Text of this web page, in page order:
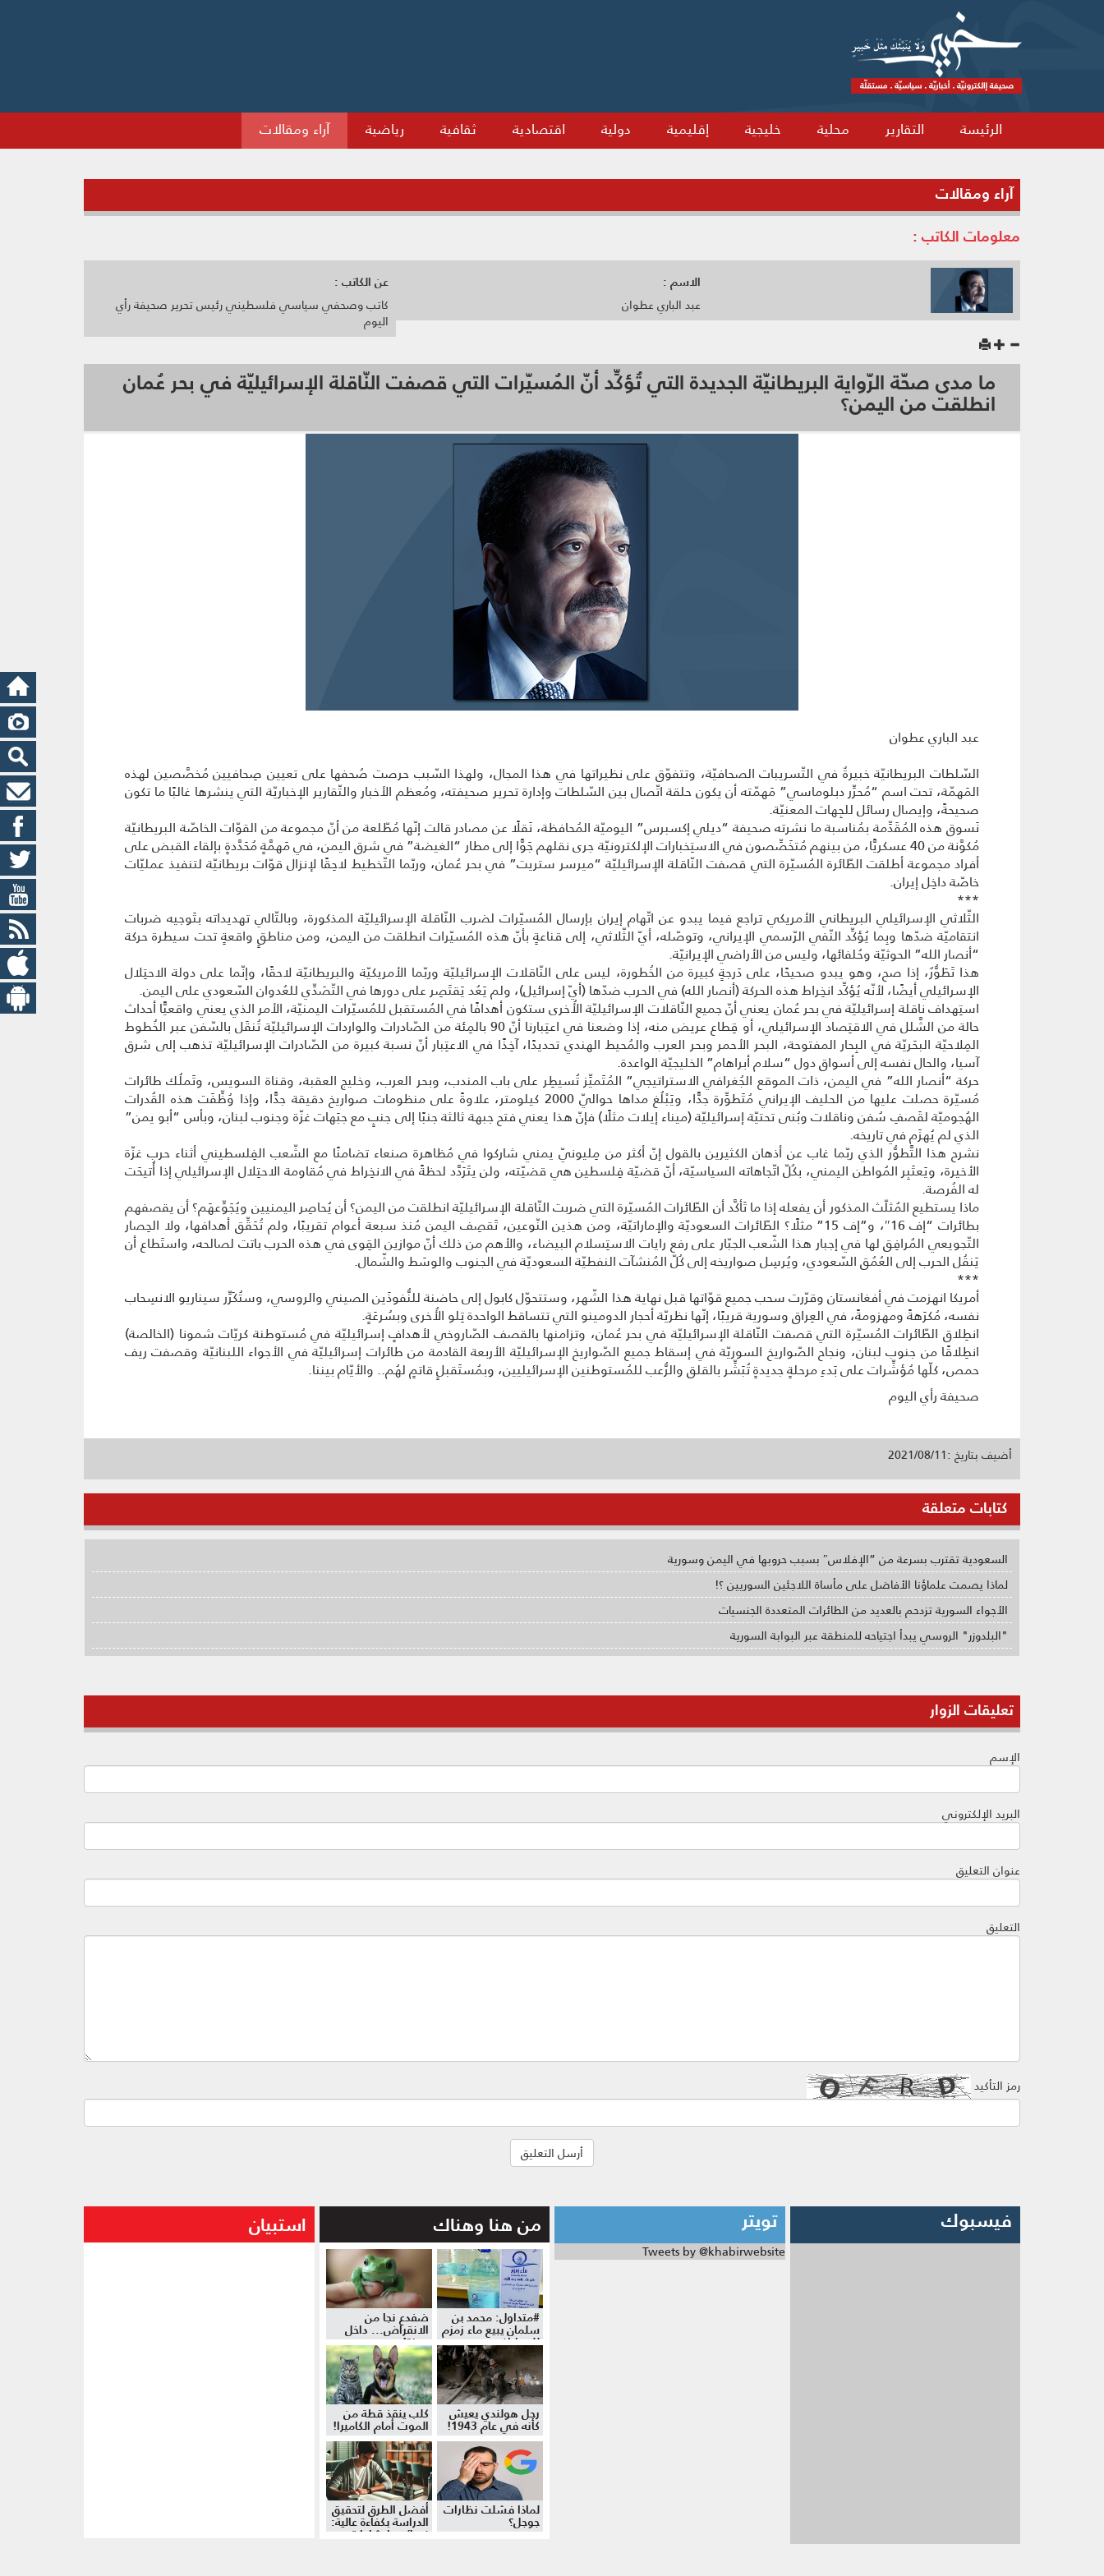
الرئيسة التقارير محلية خليجية إقليمية دولية اقتصادية ثقافية رياضية آراء ومقالات
آراء ومقالات
معلومات الكاتب :
الاسم :
عبد الباري عطوان
عن الكاتب :
كاتب وصحفي سياسي فلسطيني رئيس تحرير صحيفة رأي
اليوم
ما مدى صحّة الرّواية البريطانيّة الجديدة التي تُؤكِّد أنّ المُسيّرات التي قصفت النّاقلة الإسرائيليّة في بحر عُمان
انطلقت من اليمن؟
عبد الباري عطوان
السّلطات البريطانيّة خبيرةٌ في التّسريبات الصحافيّة، وتتفوّق على نظيراتها في هذا المجال، ولهذا السّبب حرصت صُحفها على تعيين صِحافيين مُخصَّصين لهذه
المَهمّة، تحت اسم “مُحرِّر دبلوماسي” مَهمّته أن يكون حلقة اتّصال بين السّلطات وإدارة تحرير صحيفته، ومُعظم الأخبار والتّقارير الإخباريّة التي ينشرها غالبًا ما تكون
صحيحةً، وإيصال رسائل للجِهات المعنيّة.
نَسوق هذه المُقَدِّمة بمُناسبة ما نشرته صحيفة “ديلي إكسبرس” اليوميّة المُحافظة، نَقلًا عن مصادر قالت إنّها مُطّلعة من أنّ مجموعة من القوّات الخاصّة البريطانيّة
مُكوَّنة من 40 عسكريًّا، من بينهم مُتخَصِّصون في الاستِخبارات الإلكترونيّة جرى نقلهم جَوًّا إلى مطار “الغيضة” في شرق اليمن، في مَهمَّةٍ مُحَدَّدةٍ بإلقاء القبض على
أفراد مجموعة أطلقت الطّائرة المُسيّرة التي قصفت النّاقلة الإسرائيليّة “ميرسر ستريت” في بحر عُمان، وربّما التّخطيط لاحِقًا لإنزال قوّات بريطانيّة لتنفيذ عمليّات
خاصّة داخِل إيران.
***
الثّلاثي الإسرائيلي البريطاني الأمريكي تراجع فيما يبدو عن اتّهام إيران بإرسال المُسيّرات لضرب النّاقلة الإسرائيليّة المذكورة، وبالتّالي تهديداته بتَوجيه ضربات
انتقاميّة ضدّها وبِما يُؤكِّد النّفي الرّسمي الإيراني، وتوصّله، أيّ الثّلاثي، إلى قناعةٍ بأنّ هذه المُسيّرات انطلقت من اليمن، ومن مناطقٍ واقعةٍ تحت سيطرة حركة
“أنصار الله” الحوثيّة وحُلفائها، وليس من الأراضي الإيرانيّة.
هذا تَطَوُّرٌ، إذا صح، وهو يبدو صحيحًا، على دَرجةٍ كبيرة من الخُطورة، ليس على النّاقلات الإسرائيليّة وربّما الأمريكيّة والبريطانيّة لاحقًا، وإنّما على دولة الاحتِلال
الإسرائيلي أيضًا، لأنّه يُؤكِّد انخِراط هذه الحركة (أنصار الله) في الحرب ضدّها (أيّ إسرائيل)، ولم يَعُد يَقتَصِر على دورها في التّصَدِّي للعُدوان السّعودي على اليمن.
استِهداف ناقلة إسرائيليّة في بحر عُمان يعني أنّ جميع النّاقلات الإسرائيليّة الأُخرى ستكون أهدافًا في المُستقبل للمُسيّرات اليمنيّة، الأمر الذي يعني واقعيًّا أحداث
حالة من الشَّلل في الاقتِصاد الإسرائيلي، أو قِطاع عريض منه، إذا وضعنا في اعتِبارنا أنّ 90 بالمِئة من الصّادرات والواردات الإسرائيليّة تُنقَل بالسّفن عبر الخُطوط
المِلاحيّة البحَريّة في البِحار المفتوحة، البحر الأحمر وبحر العرب والمُحيط الهندي تحديدًا، آخِذًا في الاعتِبار أنّ نسبة كبيرة من الصّادرات الإسرائيليّة تذهب إلى شرق
آسيا، والحال نفسه إلى أسواق دول “سلام أبراهام” الخليجيّة الواعدة.
حركة “أنصار الله” في اليمن، ذات الموقع الجُغرافي الاستراتيجي” المُتَميِّز تُسيطِر على باب المندب، وبحر العرب، وخليج العقبة، وقناة السويس، وتَملُك طائرات
مُسيّرة حصلت عليها من الحليف الإيراني مُتَطوِّرة جدًّا، ويَبْلُغ مداها حواليّ 2000 كيلومتر، علاوةً على منظومات صواريخ دقيقة جدًّا، وإذا وُظِّفَت هذه القُدرات
الهُجوميّة لقَصفِ سُفن وناقلات وبُنى تحتيّة إسرائيليّة (ميناء إيلات مثلًا) فإنّ هذا يعني فتح جبهة ثالثة جنبًا إلى جنبٍ مع جبَهات غزّة وجنوب لبنان، وبأس “أبو يمن”
الذي لم يُهزَم في تاريخه.
نشرح هذا التَّطوُّر الذي ربّما غاب عن أذهان الكثيرين بالقول إنّ أكثر من مِليونيّ يمني شاركوا في مُظاهرة صنعاء تضامنًا مع الشّعب الفِلسطيني أثناء حرب غزّة
الأخيرة، ويَعتَبِر المُواطن اليمني، بكُلّ اتّجاهاته السياسيّة، أنّ قضيّة فِلسطين هي قضيّته، ولن يتَرَدَّد لحظةً في الانخِراط في مُقاومة الاحتِلال الإسرائيلي إذا أُتيحَت
له الفُرصة.
ماذا يستطيع المُثلّث المذكور أن يفعله إذا ما تَأكَّد أن الطّائرات المُسيّرة التي ضربت النّاقلة الإسرائيليّة انطلقت من اليمن؟ أن يُحاصِر اليمنيين ويُجَوِّعهَم؟ أن يقصفهم
بطائرات “إف 16″، و”إف 15” مثلًا؟ الطّائرات السعوديّة والإماراتيّة، ومن هذين النّوعين، تَقصِف اليمن مُنذ سبعة أعوام تقريبًا، ولم تُحَقِّق أهدافها، ولا الحِصار
التّجويعي المُرافِق لها في إجبار هذا الشّعب الجبّار على رفع رايات الاستِسلام البيضاء، والأهم من ذلك أنّ موازين القِوى في هذه الحرب باتت لصالحه، واستَطاع أن
يَنقُل الحرب إلى العُمُق السّعودي، ويُرسِل صواريخه إلى كُلّ المُنشآت النفطيّة السعوديّة في الجنوب والوسَط والشّمال.
***
أمريكا انهزمت في أفغانستان وقرّرت سحب جميع قوّاتها قبل نهاية هذا الشّهر، وستتحوّل كابول إلى حاضنة للنُّفوذَين الصيني والروسي، وستُكَرِّر سيناريو الانسِحاب
نفسه، مُكرَهةً ومهزومةً، في العِراق وسورية قريبًا، إنّها نظريّة أحجار الدومينو التي تتساقط الواحدة تِلو الأُخرى وبسُرعَةٍ.
انطِلاق الطّائرات المُسيّرة التي قصفت النّاقلة الإسرائيليّة في بحر عُمان، وتزامنها بالقصف الصّاروخي لأهدافٍ إسرائيليّة في مُستوطنة كريّات شمونا (الخالصة)
انطِلاقًا من جنوب لبنان، ونجاح الصّواريخ السوريّة في إسقاط جميع الصّواريخ الإسرائيليّة الأربعة القادمة من طائرات إسرائيليّة في الأجواء اللبنانيّة وقصفت ريف
حمص، كلّها مُؤشِّرات على بَدءِ مرحلةٍ جديدةٍ تُبَشِّر بالقلق والرُّعب للمُستوطنين الإسرائيليين، وبمُستَقبلٍ قاتمٍ لهُم.. والأيّام بيننا.
صحيفة رأي اليوم
أضيف بتاريخ :2021/08/11
كتابات متعلقة
السعودية تقترب بسرعة من “الإفلاس″ بسبب حروبها في اليمن وسورية
لماذا يصمت علماؤنا الأفاضل على مأساة اللاجئين السوريين ؟!
الأجواء السورية تزدحم بالعديد من الطائرات المتعددة الجنسيات
"البلدوزر" الروسي يبدأ اجتياحه للمنطقة عبر البوابة السورية
تعليقات الزوار
الإسم
البريد الإلكتروني
عنوان التعليق
التعليق
رمز التأكيد
فيسبوك تويتر
Tweets by @khabirwebsite
من هنا وهناك
#متداول: محمد بن
سلمان يبيع ماء زمزم
للمواطنين
ضفدع نجا من
الانقراض... داخل
موزة!
رجل هولندي يعيش
كأنه في عام 1943!
كلب ينقذ قطة من
الموت أمام الكاميرا!
لماذا فشلت نظارات
جوجل؟
أفضل الطرق لتحقيق
الدراسة بكفاءة عالية:
نصائح وإرشادات
استبيان